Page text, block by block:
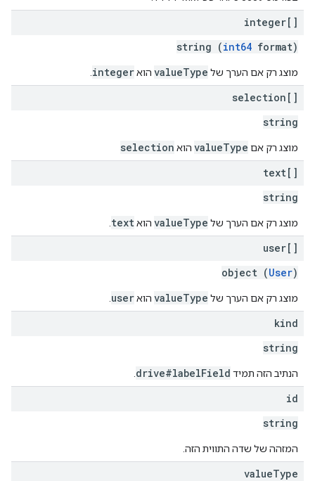
integer[]
string (int64 format)
מוצג רק אם הערך של valueType הואinteger
selection[]
string
מוצג רק אם valueType הוא selection
text[]
string
מוצג רק אם הערך של valueType הואtext
user[]
object (User)
מוצג רק אם הערך של valueType הואuser
kind
string
הנתיב הזה תמיד drive#labelField
id
string
המזהה של שדה התווית הזה.
valueType